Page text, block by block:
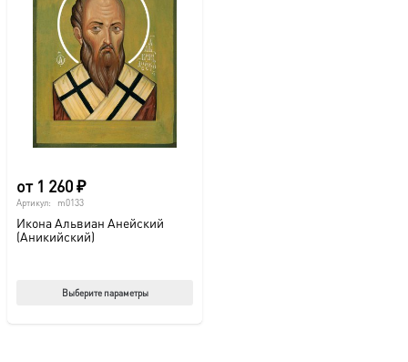
от 1 260₽
Артикул: m0133
Икона Альвиан Анейский
(Аникийский)
Выберите параметры